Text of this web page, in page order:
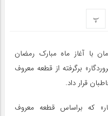
پ
با آغاز ماه مبارک رمضان
برگرفته از قطعه معروف
قرار داد.
که براساس قطعه معروف